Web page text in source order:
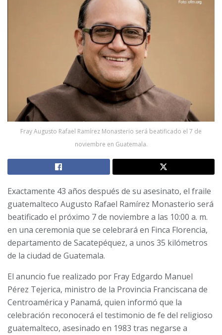
Fray Augusto Rafael Ramírez Monasterio será beatificado el 7 de
noviembre en Guatemala.
Exactamente 43 años después de su asesinato, el fraile
guatemalteco Augusto Rafael Ramírez Monasterio será
beatificado el próximo 7 de noviembre a las 10:00 a. m.
en una ceremonia que se celebrará en Finca Florencia,
departamento de Sacatepéquez, a unos 35 kilómetros
de la ciudad de Guatemala.
El anuncio fue realizado por Fray Edgardo Manuel
Pérez Tejerica, ministro de la Provincia Franciscana de
Centroamérica y Panamá, quien informó que la
celebración reconocerá el testimonio de fe del religioso
guatemalteco, asesinado en 1983 tras negarse a